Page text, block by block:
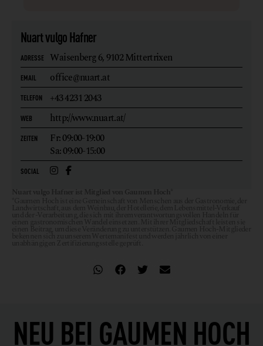
Nuart vulgo Hafner
ADRESSE Waisenberg 6, 9102 Mittertrixen
EMAIL office@nuart.at
TELEFON +43 4231 2043
WEB http://www.nuart.at/
ZEITEN
Fr: 09:00-19:00
Sa: 09:00-15:00
SOCIAL
NEU BEI GAUMEN HOCH